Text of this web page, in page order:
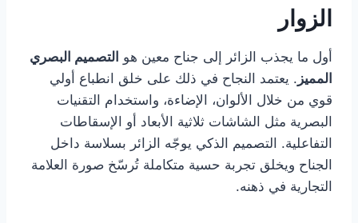
الزوار
أول ما يجذب الزائر إلى جناح معين هو التصميم البصري
المميز . يعتمد النجاح في ذلك على خلق انطباع أولي
قوي من خلال الألوان، الإضاءة، واستخدام التقنيات
البصرية مثل الشاشات ثلاثية الأبعاد أو الإسقاطات
التفاعلية. التصميم الذكي يوجّه الزائر بسلاسة داخل
الجناح ويخلق تجربة حسية متكاملة تُرسّخ صورة العلامة
التجارية في ذهنه.